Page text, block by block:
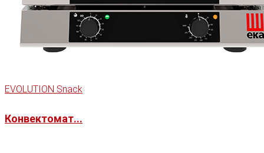
EVOLUTION Snack
Конвектомат...